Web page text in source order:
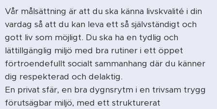
Vår målsättning är att du ska känna livskvalité i din
vardag så att du kan leva ett så självständigt och
gott liv som möjligt. Du ska ha en tydlig och
lättillgänglig miljö med bra rutiner i ett öppet
förtroendefullt socialt sammanhang där du känner
dig respekterad och delaktig.
En privat sfär, en bra dygnsrytm i en trivsam trygg
förutsägbar miljö, med ett strukturerat